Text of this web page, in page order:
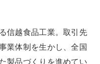
信越食品工業。取引先
業体制を生かし、全国
製品づくりを進めてい